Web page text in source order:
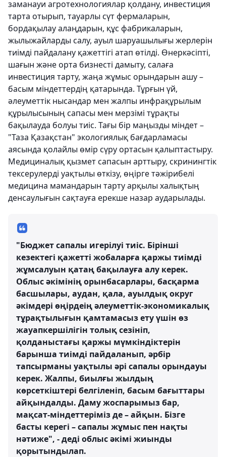
заманауи агротехнологиялар қолдану, инвестиция
тарта отырып, тауарлы сүт фермаларын,
бордақылау алаңдарын, құс фабрикаларын,
жылыжайларды салу, ауыл шаруашылығы жерлерін
тиімді пайдалану қажеттігі атап өтілді. Өнеркәсіпті,
шағын және орта бизнесті дамыту, салаға
инвестиция тарту, жаңа жұмыс орындарын ашу –
басым міндеттердің қатарында. Тұрғын үй,
әлеуметтік нысандар мен жалпы инфрақұрылым
құрылысының сапасы мен мерзімі тұрақты
бақылауда болуы тиіс. Тағы бір маңызды міндет –
"Таза Қазақстан" экологиялық бағдарламасы
аясында қолайлы өмір сүру ортасын қалыптастыру.
Медициналық қызмет сапасын арттыру, скринингтік
тексерулерді уақтылы өткізу, өңірге тәжірибелі
медицина мамандарын тарту арқылы халықтың
денсаулығын сақтауға ерекше назар аударылады.
"Бюджет сапалы игерілуі тиіс. Бірінші
кезектегі қажетті жобаларға қаржы тиімді
жұмсалуын қатаң бақылауға алу керек.
Облыс әкімінің орынбасарлары, басқарма
басшылары, аудан, қала, ауылдық округ
әкімдері өңірдеің әлеуметтік-экономикалық
тұрақтылығын қамтамасыз ету үшін өз
жауапкершілігін толық сезініп,
қолданыстағы қаржы мүмкіндіктерін
барынша тиімді пайдаланып, әрбір
тапсырманы уақтылы әрі сапалы орындауы
керек. Жалпы, биылғы жылдың
көрсеткіштері белгіленіп, басым бағыттары
айқындалды. Даму жоспарымыз бар,
мақсат-міндеттеріміз де – айқын. Бізге
басты керегі – сапалы жұмыс пен нақты
нәтиже", - деді облыс әкімі жиынды
қорытындылап.